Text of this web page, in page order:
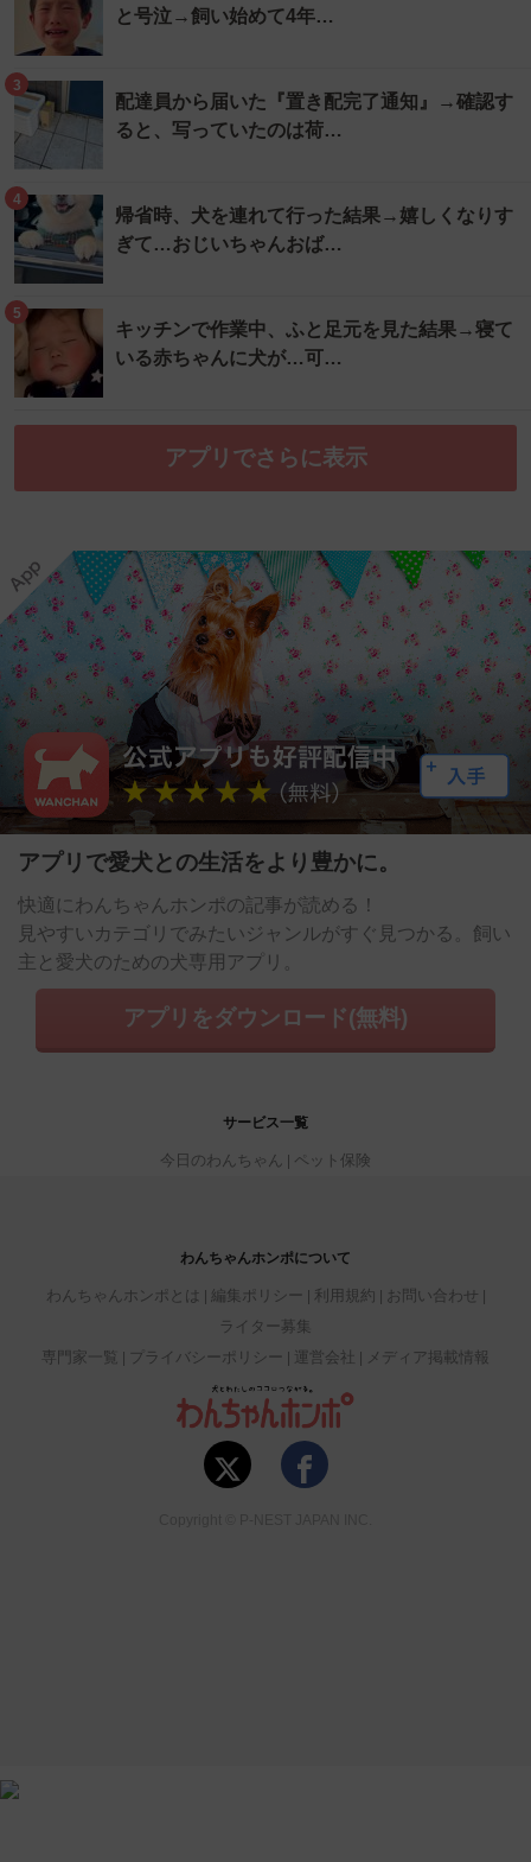
と号泣→飼い始めて4年…
3
配達員から届いた『置き配完了通知』→確認す
ると、写っていたのは荷…
4
帰省時、犬を連れて行った結果→嬉しくなりす
ぎて…おじいちゃんおば…
5
キッチンで作業中、ふと足元を見た結果→寝て
いる赤ちゃんに犬が…可…
アプリでさらに表示
アプリで愛犬との生活をより豊かに。
快適にわんちゃんホンポの記事が読める！
見やすいカテゴリでみたいジャンルがすぐ見つかる。飼い
主と愛犬のための犬専用アプリ。
アプリをダウンロード(無料)
サービス一覧
今日のわんちゃん ペット保険
わんちゃんホンポについて
わんちゃんホンポとは 編集ポリシー 利用規約
お問い合わせ
ライター募集
専門家一覧
プライバシーポリシー 運営会社 メディア掲載情報